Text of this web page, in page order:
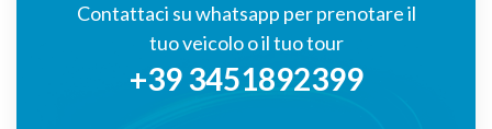
Contattaci su whatsapp per prenotare il
tuo veicolo o il tuo tour
+39 3451892399